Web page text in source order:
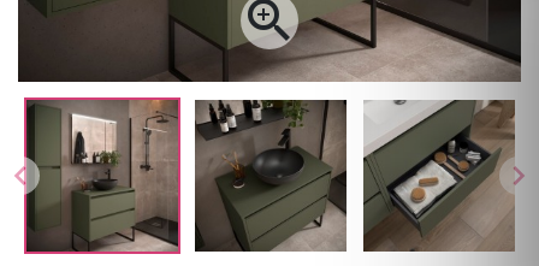
chevron_left chevron_right
